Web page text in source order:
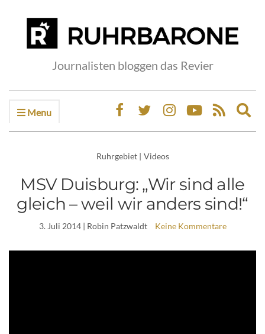
Journalisten bloggen das Revier
Menu
Ruhrgebiet | Videos
MSV Duisburg: „Wir sind alle
gleich – weil wir anders sind!“
3. Juli 2014| Robin Patzwaldt Keine Kommentare